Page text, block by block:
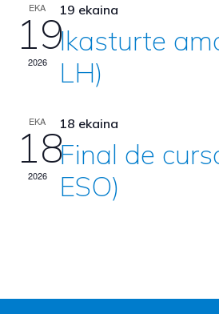
EKA
19
2026
19 ekaina
Ikasturte
LH)
EKA
18
2026
18 ekaina
Final de
ESO)